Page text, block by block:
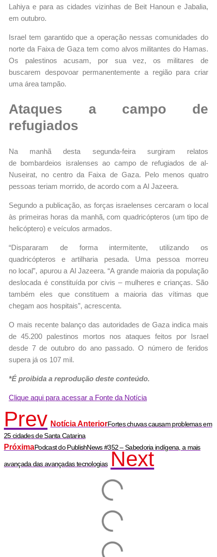
Lahiya e para as cidades vizinhas de Beit Hanoun e Jabalia,
em outubro.
Israel tem garantido que a operação nessas comunidades do
norte da Faixa de Gaza tem como alvos militantes do Hamas.
Os palestinos acusam, por sua vez, os militares de
buscarem despovoar permanentemente a região para criar
uma área tampão.
Ataques a campo de
refugiados
Na manhã desta segunda-feira surgiram relatos
de bombardeios isralenses ao campo de refugiados de al-
Nuseirat, no centro da Faixa de Gaza. Pelo menos quatro
pessoas teriam morrido, de acordo com a Al Jazeera.
Segundo a publicação, as forças israelenses cercaram o local
às primeiras horas da manhã, com quadricópteros (um tipo de
helicóptero) e veículos armados.
“Dispararam de forma intermitente, utilizando os
quadricópteros e artilharia pesada. Uma pessoa morreu
no local”, apurou a Al Jazeera. “A grande maioria da população
deslocada é constituída por civis – mulheres e crianças. São
também eles que constituem a maioria das vítimas que
chegam aos hospitais”, acrescenta.
O mais recente balanço das autoridades de Gaza indica mais
de 45.200 palestinos mortos nos ataques feitos por Israel
desde 7 de outubro do ano passado. O número de feridos
supera já os 107 mil.
*É proibida a reprodução deste conteúdo.
Clique aqui para acessar a Fonte da Notícia
Prev Notícia AnteriorFortes chuvas causam problemas em
25 cidades de Santa Catarina
PróximaPodcast do PublishNews #352 – Sabedoria indígena, a mais
avançada das avançadas tecnologias Next